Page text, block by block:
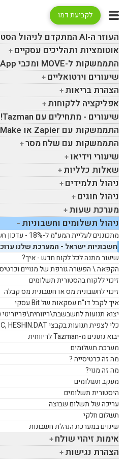
לקביעת דמו
העוזר ה-AI המתקדם לניהול
אוטומציות ותהליכים עסקיים
התממשקות ל-MOVE ומכבי
שיעורים וירטואליים
הצהרת בריאות
אפליקציה ללקוחות
שיעורים - מתחילים עם Tazman
התממשקות עם Zapier או Make
התממשקות עם שלח מסר
שיעורי וידיאו
שאלות כלליות
ניהול תלמידים
ניהול חוגים
מערכת שעות
ניהול תשלומים וחשבוניות
מתכוננים לעליית המע״מ ל-18% - עדכון חשוב!
חשבוניות ישראל - המערכת שלנו
שיעור מתנה לכל לקוח חדש - איך?
הקפאה \ הפשרה גורפת של מנויים
זיכוי ללקוח בהסטורית תשלומים
זיכוי לחשבונית מס או חשבונית מס קבלה
איך לקבל דו"ח עסקאות שלBitעסקי
יצוא תנועות לחשבשבת\ריווחית\פריוריטי
כלי לצפית תנועות בקבציHESHIN.DAT
יבוא נתונים מ-Tazmanלריווחית
מערכת תשלומים
מה זה כרטיסייה ?
מה זה מנוי?
מעקב תשלומים
היסטורית תשלומים
עריכה של תשלום שבוצה
תשלום חלקי
שינוים במערכת הנהלת חשבונות
אימות זיהוי שולח
הצהרת נגישות